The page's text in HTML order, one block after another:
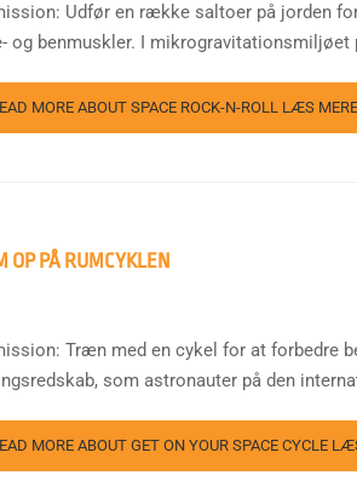
Udfør en række saltoer på jorden
og benmuskler. I
MORE ABOUT SPACE ROCK-N-ROLL LÆS MERE
OP PÅ RUMCYKLEN
Træn med en cykel for at forbedre
som astronauter på den
MORE ABOUT GET ON YOUR SPACE CYCLE